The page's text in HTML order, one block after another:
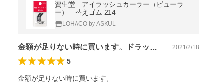
資生堂 アイラッシュカーラー（ビューラ
ー） 替えゴム 214
LOHACO by ASKUL
金額が足りない時に買います。ドラッグス… 2021/2/18
5
金額が足りない時に買います。